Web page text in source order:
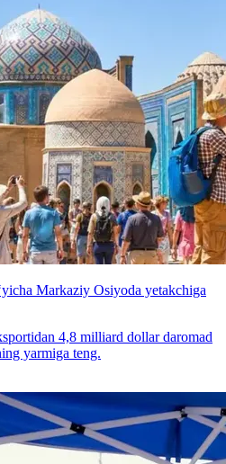
Markaziy Osiyoda yetakchiga
4,8 milliard dollar daromad
yarmiga teng.